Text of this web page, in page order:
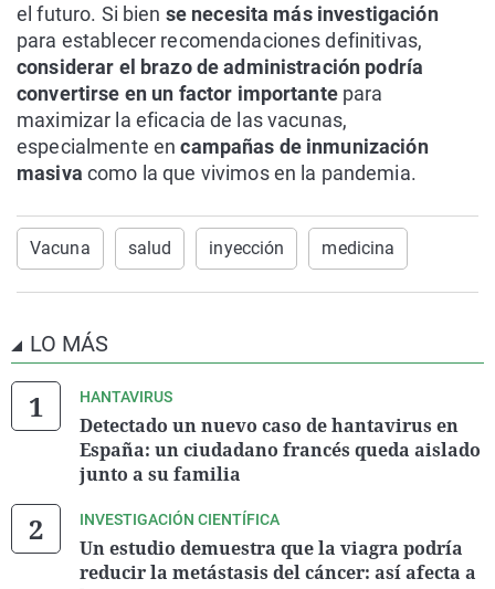
el futuro. Si bien se necesita más investigación
para establecer recomendaciones definitivas,
considerar el brazo de administración podría
convertirse en un factor importante para
maximizar la eficacia de las vacunas,
especialmente en campañas de inmunización
masiva como la que vivimos en la pandemia.
Vacuna salud inyección medicina
LO MÁS
HANTAVIRUS
Detectado un nuevo caso de hantavirus en
España: un ciudadano francés queda aislado
junto a su familia
INVESTIGACIÓN CIENTÍFICA
Un estudio demuestra que la viagra podría
reducir la metástasis del cáncer: así afecta a